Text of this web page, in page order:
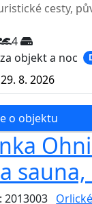
cesty,
4
za objekt a noc
8. 2026
o objektu
2013003